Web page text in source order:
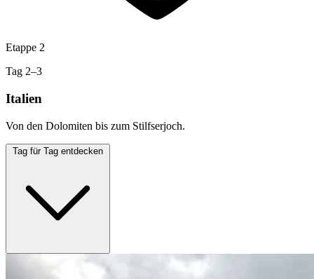
Etappe 2
Tag 2–3
Italien
Von den Dolomiten bis zum Stilfserjoch.
Tag für Tag entdecken